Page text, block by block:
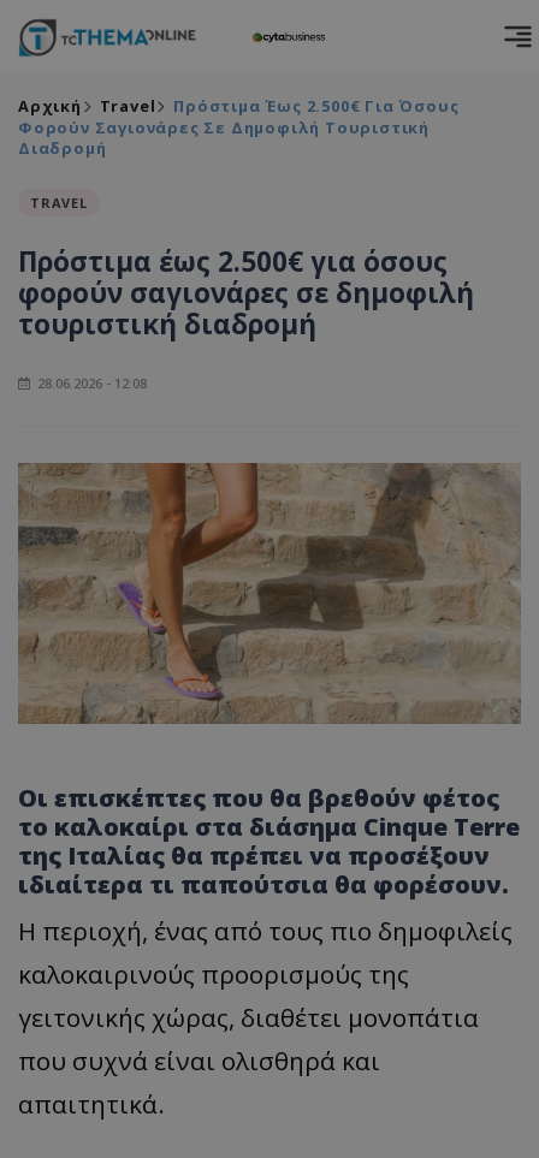
Αρχική Travel
Πρόστιμα Έως 2.500€ Για Όσους
Φορούν Σαγιονάρες Σε Δημοφιλή Τουριστική
Διαδρομή
TRAVEL
Πρόστιμα έως 2.500€ για όσους
φορούν σαγιονάρες σε δημοφιλή
τουριστική διαδρομή
28.06.2026 - 12:08
Οι επισκέπτες που θα βρεθούν φέτος
το καλοκαίρι στα διάσημα Cinque Terre
της Ιταλίας θα πρέπει να προσέξουν
ιδιαίτερα τι παπούτσια θα φορέσουν.
Η περιοχή, ένας από τους πιο δημοφιλείς
καλοκαιρινούς προορισμούς της
γειτονικής χώρας, διαθέτει μονοπάτια
που συχνά είναι ολισθηρά και
απαιτητικά.